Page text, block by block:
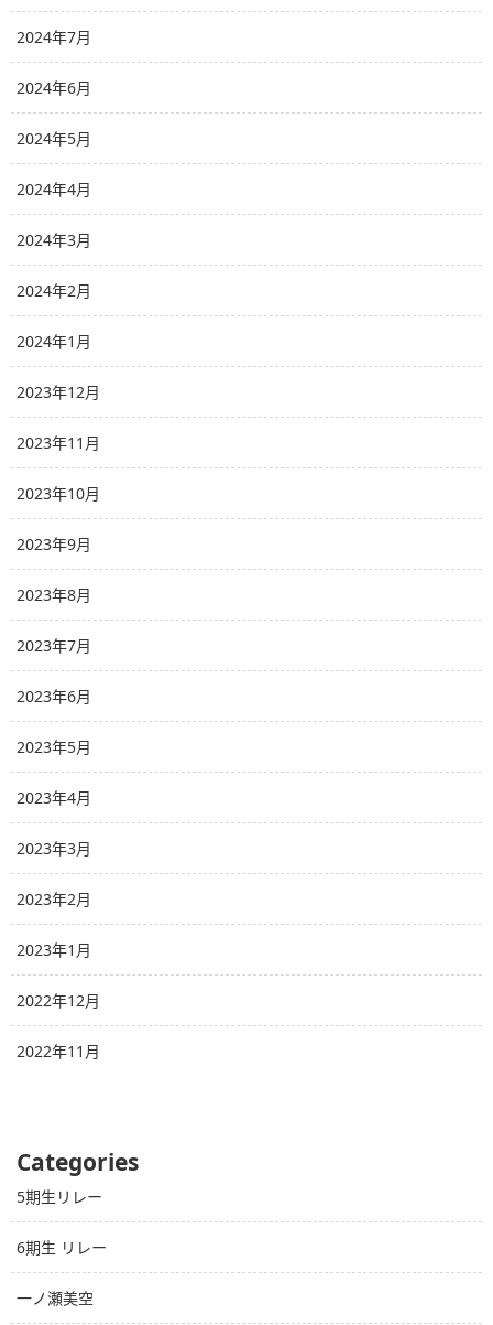
2024年7月
2024年6月
2024年5月
2024年4月
2024年3月
2024年2月
2024年1月
2023年12月
2023年11月
2023年10月
2023年9月
2023年8月
2023年7月
2023年6月
2023年5月
2023年4月
2023年3月
2023年2月
2023年1月
2022年12月
2022年11月
Categories
5期生リレー
6期生 リレー
一ノ瀬美空